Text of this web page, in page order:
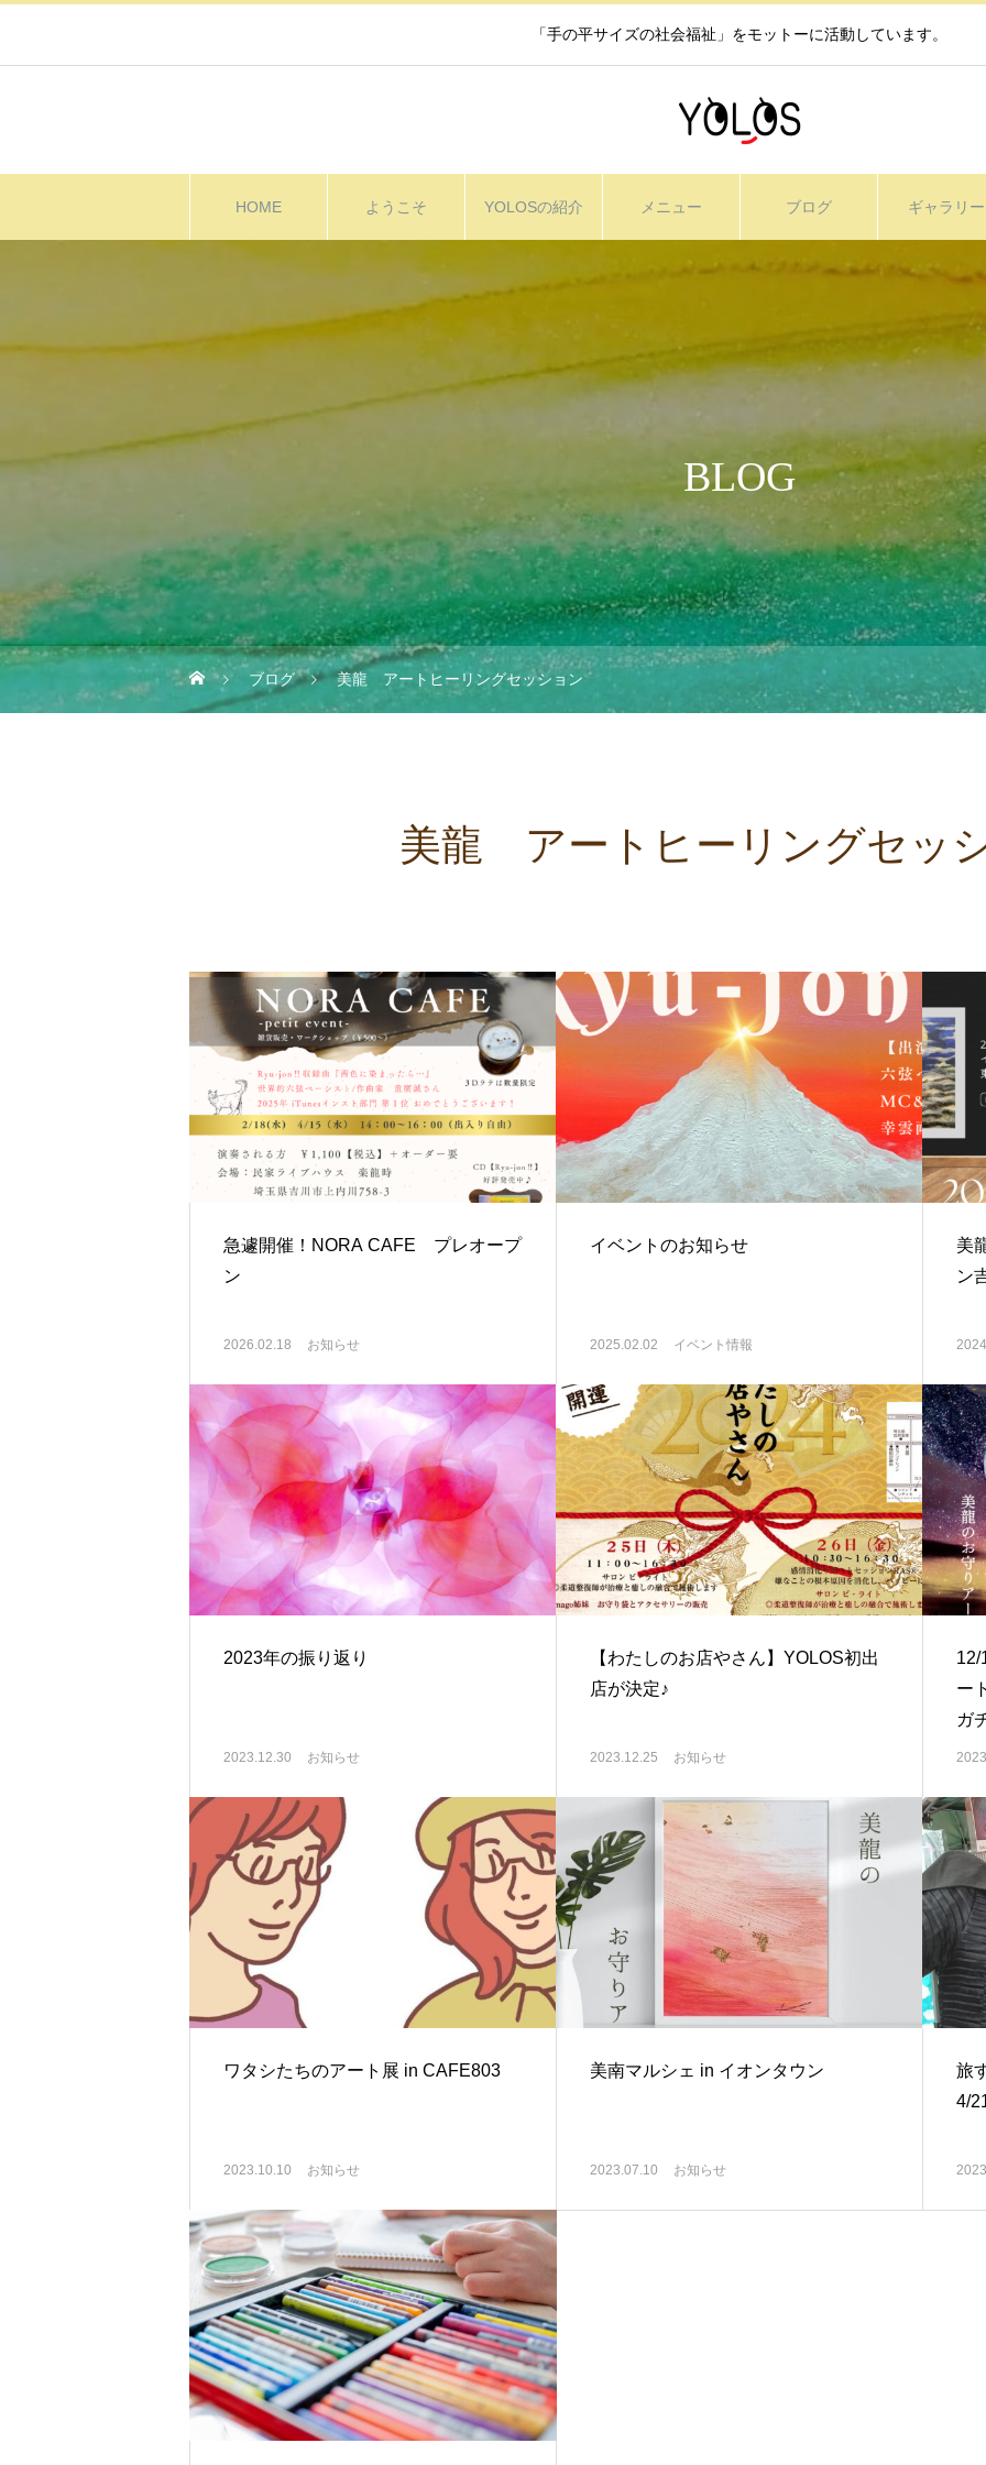
「手の平サイズの社会福祉」をモットーに活動しています。
HOME ようこそ YOLOSの紹介 メニュー ブログ ギャラリー
BLOG
ブログ 美龍 アートヒーリングセッション
美龍 アートヒーリングセッ
急遽開催！NORA CAFE プレオープ
ン
2026.02.18 お知らせ
イベントのお知らせ
2025.02.02 イベント情報
美
ン
2023年の振り返り
2023.12.30 お知らせ
【わたしのお店やさん】YOLOS初出
店が決定♪
2023.12.25 お知らせ
ー
ガ
ワタシたちのアート展 in CAFE803
2023.10.10 お知らせ
美南マルシェ in イオンタウン
2023.07.10 お知らせ
旅
4/